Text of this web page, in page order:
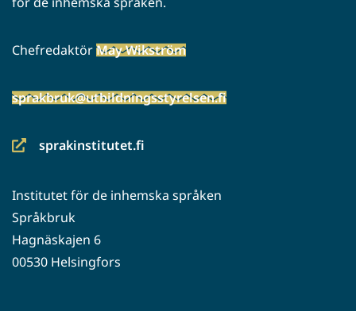
ChefredaktörMay Wikström
sprakbruk@utbildningsstyrelsen.fi
sprakinstitutet.fi
(siirryt
palveluun)
Institutet för de inhemska språken
Språkbruk
Hagnäskajen 6
00530 Helsingfors